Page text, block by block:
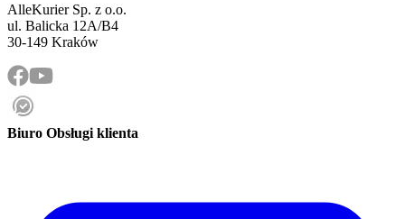
AlleKurier Sp. z o.o.
ul. Balicka 12A/B4
30-149 Kraków
Biuro Obsługi klienta